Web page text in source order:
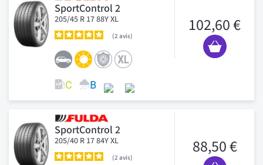
SportControl 2
205/45 R 17 88Y XL
2 avis
102,60 €
SportControl 2
205/40 R 17 84Y XL
2 avis
88,50 €